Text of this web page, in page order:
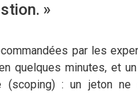
»
par les
quelques minutes, et
(scoping) : un jeton ne